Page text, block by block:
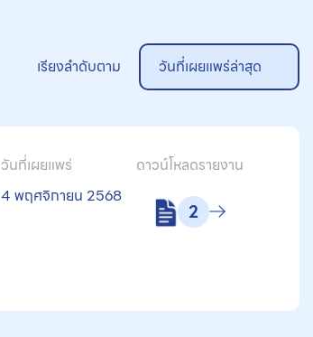
เรียงลำดับตาม วันที่เผยแพร่ล่าสุด
วันที่เผยแพร่
4 พฤศจิกายน 2568
ดาวน์โหลดรายงาน
2